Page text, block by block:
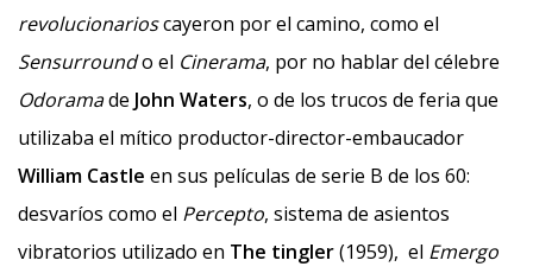
revolucionarioscayeron por el camino, como el
Sensurroundo el Cinerama, por no hablar del célebre
Odoramade John Waters, o de los trucos de feria que
utilizaba el mítico productor-director-embaucador
William Castle en sus películas de serie B de los 60:
desvaríos como el Percepto, sistema de asientos
vibratorios utilizado en The tingler(1959), el Emergo